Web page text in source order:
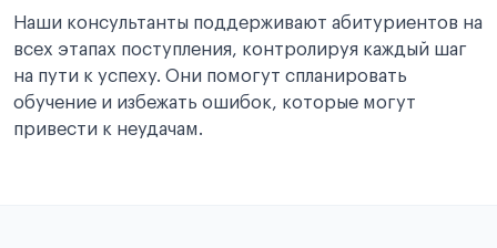
Наши консультанты поддерживают абитуриентов на
всех этапах поступления, контролируя каждый шаг
на пути к успеху. Они помогут спланировать
обучение и избежать ошибок, которые могут
привести к неудачам.